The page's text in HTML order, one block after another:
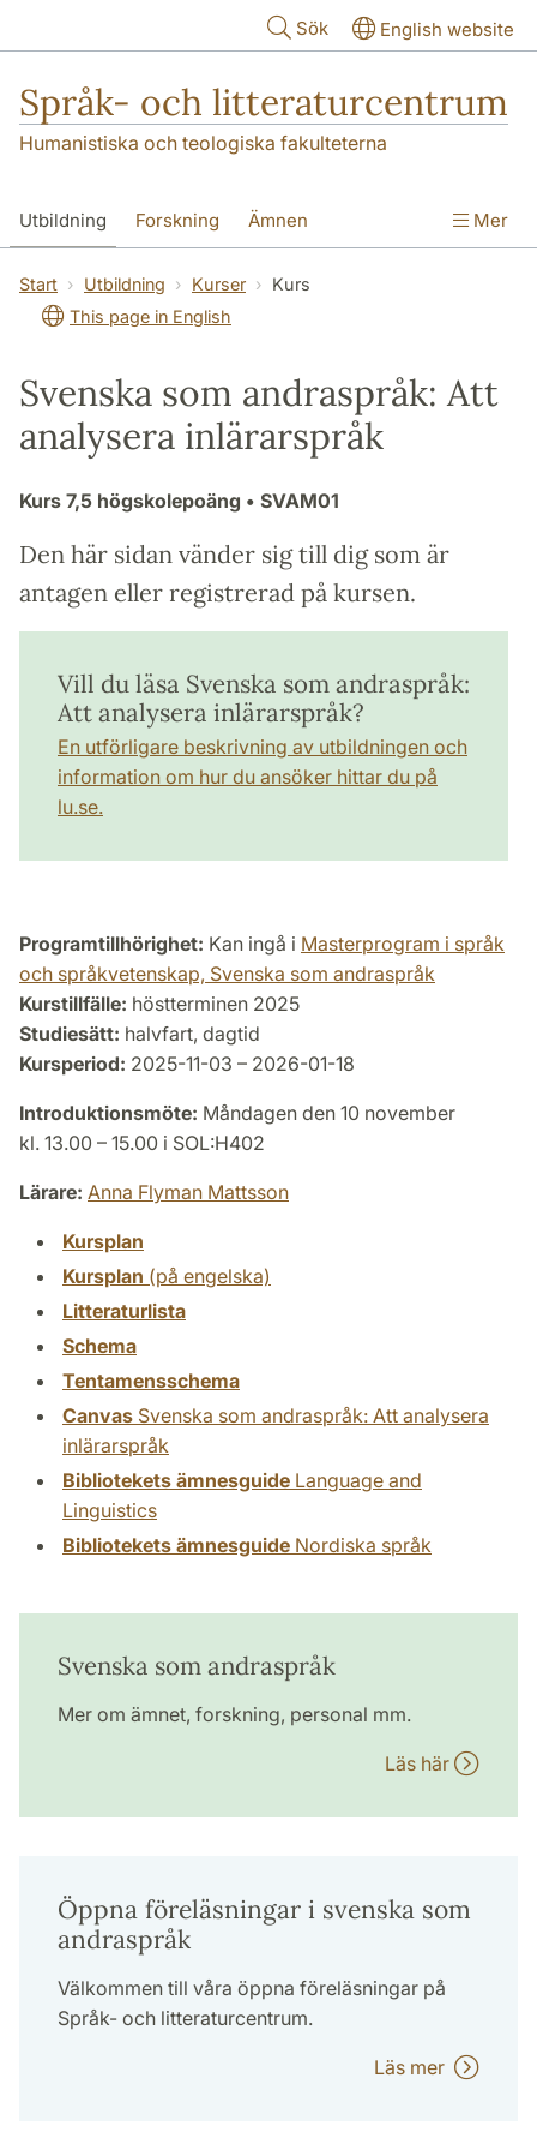
Sök English website
Språk- och litteraturcentrum
Humanistiska och teologiska fakulteterna
Utbildning Forskning Ämnen
SOL-husen Kontakt Institutionen
översättning till svenska
Mer
Start Utbildning Kurser
Kurs
This page in English
Svenska som andraspråk: Att
analysera inlärarspråk
Kurs 7,5 högskolepoäng • SVAM01
Den här sidan vänder sig till dig som är
antagen eller registrerad på kursen.
Vill du läsa Svenska som andraspråk:
Att analysera inlärarspråk?
En utförligare beskrivning av utbildningen och
information om hur du ansöker hittar du på
lu.se.
Programtillhörighet: Kan ingå i Masterprogram i språk
och språkvetenskap, Svenska som andraspråk
Kurstillfälle: höstterminen 2025
Studiesätt: halvfart, dagtid
Kursperiod: 2025-11-03 – 2026-01-18
Introduktionsmöte: Måndagen den 10 november
kl. 13.00 – 15.00 i SOL:H402
Lärare: Anna Flyman Mattsson
Kursplan
Kursplan (på engelska)
Litteraturlista
Schema
Tentamensschema
Canvas Svenska som andraspråk: Att analysera
inlärarspråk
Bibliotekets ämnesguide Language and
Linguistics
Bibliotekets ämnesguide Nordiska språk
Svenska som andraspråk
Mer om ämnet, forskning, personal mm.
Läs här
Öppna föreläsningar i svenska som
andraspråk
Välkommen till våra öppna föreläsningar på
Språk- och litteraturcentrum.
Läs mer